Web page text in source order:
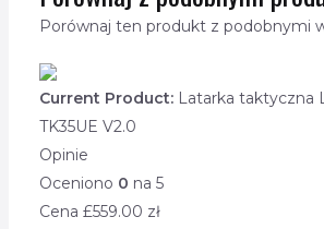
Porównaj ten produkt z podobnymi
Current Product: Latarka taktyczna
TK35UE V2.0
Opinie
Oceniono 0 na 5
Cena £559.00 zł